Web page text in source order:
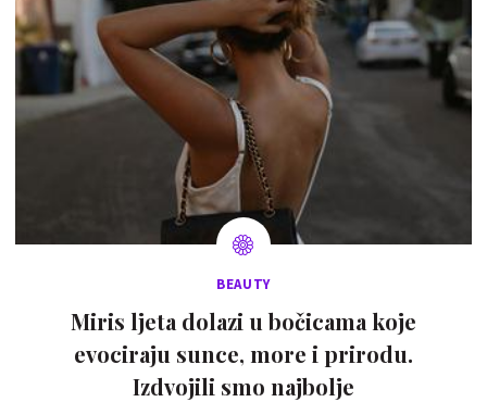
BEAUTY
Miris ljeta dolazi u bočicama koje
evociraju sunce, more i prirodu.
Izdvojili smo najbolje